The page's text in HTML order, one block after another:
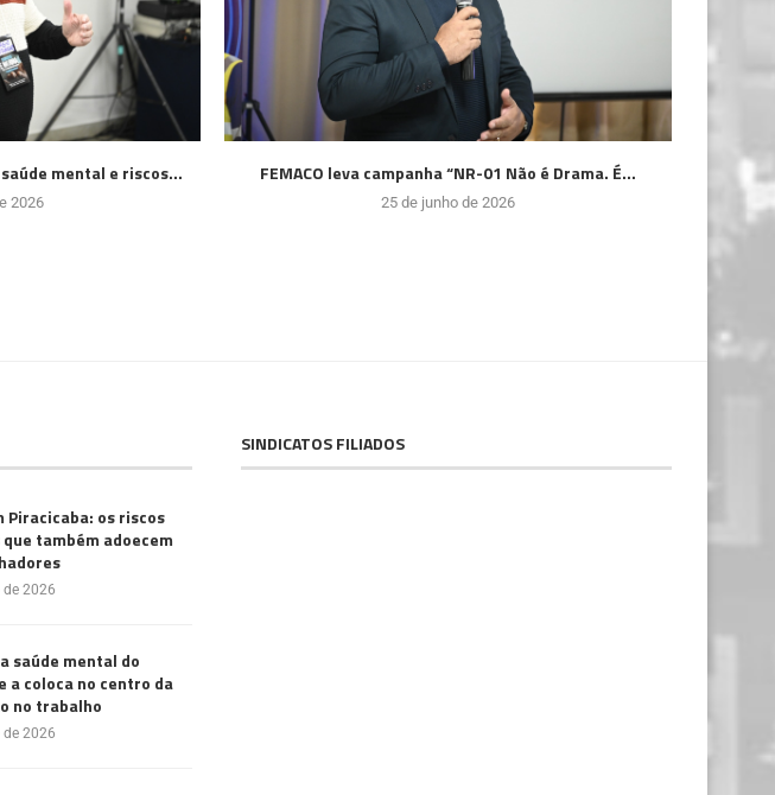
mental e riscos...
2026
FEMACO leva campanha “NR-01 Não é Drama. É...
25 de junho de 2026
Piracicaba: os riscos
também adoecem
2026
saúde mental do
a coloca no centro da
no trabalho
2026
SINDICATOS FILIADOS